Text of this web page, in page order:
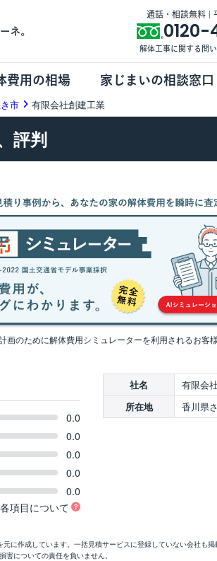
通話・相談無料 |
解体工事に関する問
費用の相場 家じまいの相談窓口
市 有限会社創建工業
評判
のために解体費用シミュレーターを利用されるお客
0.0
0.0
0.0
0.0
0.0
各項目について
社名 有限会
所在地 香川県
に作成しています。一括見積サービスに登録していない会社も
についての責任を負いません。